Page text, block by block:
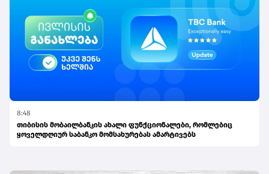
8:48
თიბისის მობაილბანკის ახალი ფუნქციონალები, რომლებიც
ყოველდღიურ საბანკო მომსახურებას ამარტივებს